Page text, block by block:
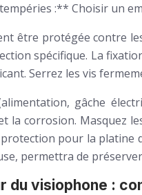
:** Choisir un
être protégée contre
spécifique. La
Serrez les vis
gâche
la corrosion. Masquez
pour la platine
permettra de
du visiophone :